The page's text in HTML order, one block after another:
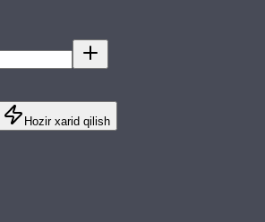
Hozir xarid qilish